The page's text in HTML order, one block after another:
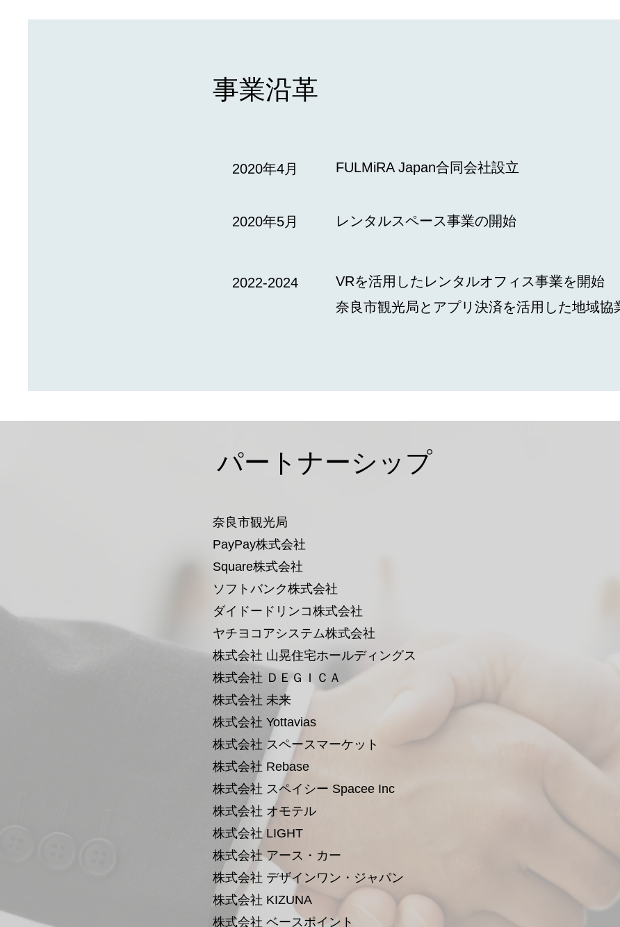
事業沿革
2020年4月 FULMiRA Japan合同会社設立
2020年5月 レンタルスペース事業の開始
2022-2024
VRを活用したレンタルオフィス事業を開始
奈良市観光局とアプリ決済を活用した地域
パートナーシップ
奈良市観光局
PayPay株式会社
Square株式会社
​ソフトバンク株式会社
ダイドードリンコ株式会社
ヤチヨコアシステム株式会社
株式会社 山晃住宅ホールディングス
株式会社 ＤＥＧＩＣＡ
​株式会社 未来
株式会社 Yottavias
株式会社 スペースマーケット
株式会社 Rebase​
株式会社 スペイシー Spacee Inc
株式会社 オモテル
株式会社 LIGHT
株式会社 アース・カー
株式会社 デザインワン・ジャパン
株式会社 KIZUNA
株式会社 ベースポイント